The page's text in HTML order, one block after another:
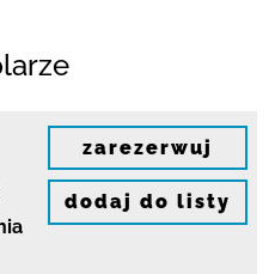
zarezerwuj
dodaj do listy